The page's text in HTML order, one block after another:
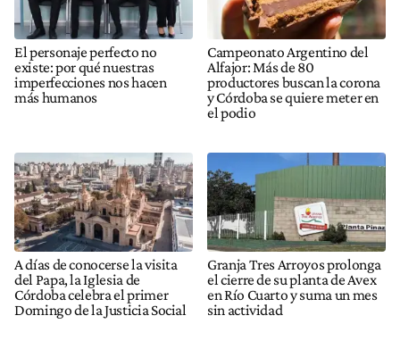
El personaje perfecto no
existe: por qué nuestras
imperfecciones nos hacen
más humanos
Campeonato Argentino del
Alfajor: Más de 80
productores buscan la corona
y Córdoba se quiere meter en
el podio
A días de conocerse la visita
del Papa, la Iglesia de
Córdoba celebra el primer
Domingo de la Justicia Social
Granja Tres Arroyos prolonga
el cierre de su planta de Avex
en Río Cuarto y suma un mes
sin actividad